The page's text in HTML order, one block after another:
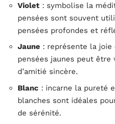
Violet : symbolise la
pensées sont souvent
pensées profondes et
Jaune : représente la joie
pensées jaunes peut être
d’amitié sincère.
Blanc : incarne la pureté
blanches sont idéales
de sérénité.